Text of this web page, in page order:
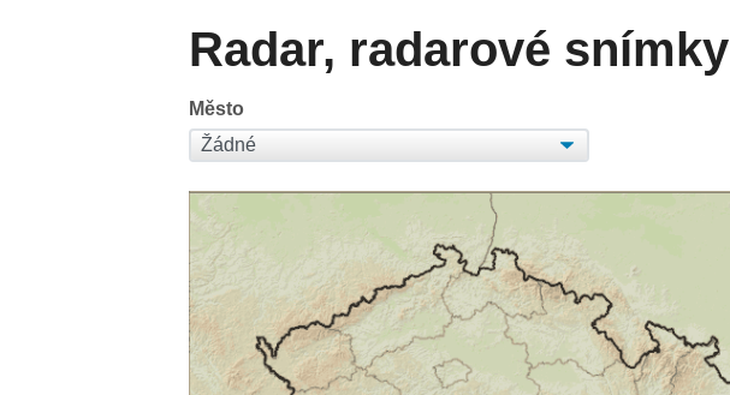
Radar, radarové snímky
Město